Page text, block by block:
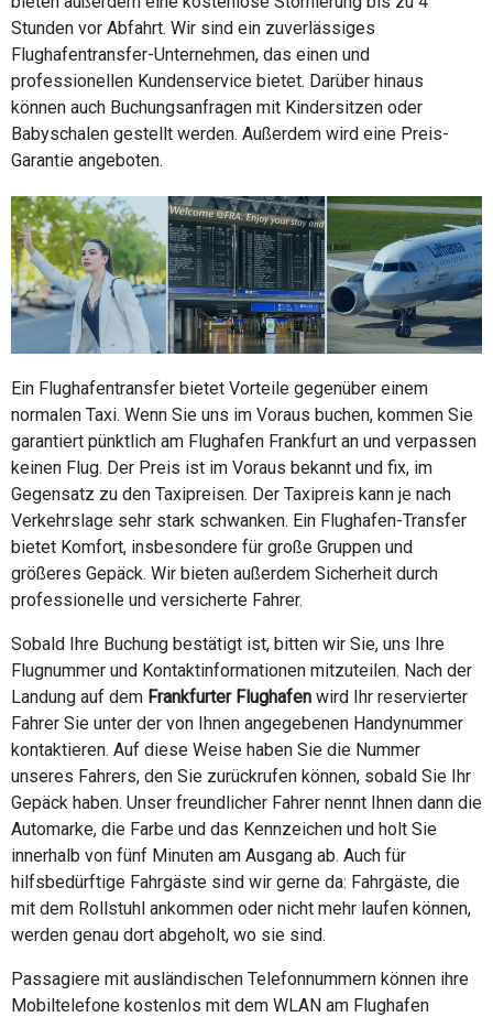
Stunden vor Abfahrt. Wir sind ein zuverlässiges
Flughafentransfer-Unternehmen, das einen und
professionellen Kundenservice bietet. Darüber hinaus
können auch Buchungsanfragen mit Kindersitzen oder
Babyschalen gestellt werden. Außerdem wird eine Preis-
Garantie angeboten.
Ein Flughafentransfer bietet Vorteile gegenüber einem
normalen Taxi. Wenn Sie uns im Voraus buchen, kommen Sie
garantiert pünktlich am Flughafen Frankfurt an und verpassen
keinen Flug. Der Preis ist im Voraus bekannt und fix, im
Gegensatz zu den Taxipreisen. Der Taxipreis kann je nach
Verkehrslage sehr stark schwanken. Ein Flughafen-Transfer
bietet Komfort, insbesondere für große Gruppen und
größeres Gepäck. Wir bieten außerdem Sicherheit durch
professionelle und versicherte Fahrer.
Sobald Ihre Buchung bestätigt ist, bitten wir Sie, uns Ihre
Flugnummer und Kontaktinformationen mitzuteilen. Nach der
Landung auf dem Frankfurter Flughafen wird Ihr reservierter
Fahrer Sie unter der von Ihnen angegebenen Handynummer
kontaktieren. Auf diese Weise haben Sie die Nummer
unseres Fahrers, den Sie zurückrufen können, sobald Sie Ihr
Gepäck haben. Unser freundlicher Fahrer nennt Ihnen dann die
Automarke, die Farbe und das Kennzeichen und holt Sie
innerhalb von fünf Minuten am Ausgang ab. Auch für
hilfsbedürftige Fahrgäste sind wir gerne da: Fahrgäste, die
mit dem Rollstuhl ankommen oder nicht mehr laufen können,
werden genau dort abgeholt, wo sie sind.
Passagiere mit ausländischen Telefonnummern können ihre
Mobiltelefone kostenlos mit dem WLAN am Flughafen